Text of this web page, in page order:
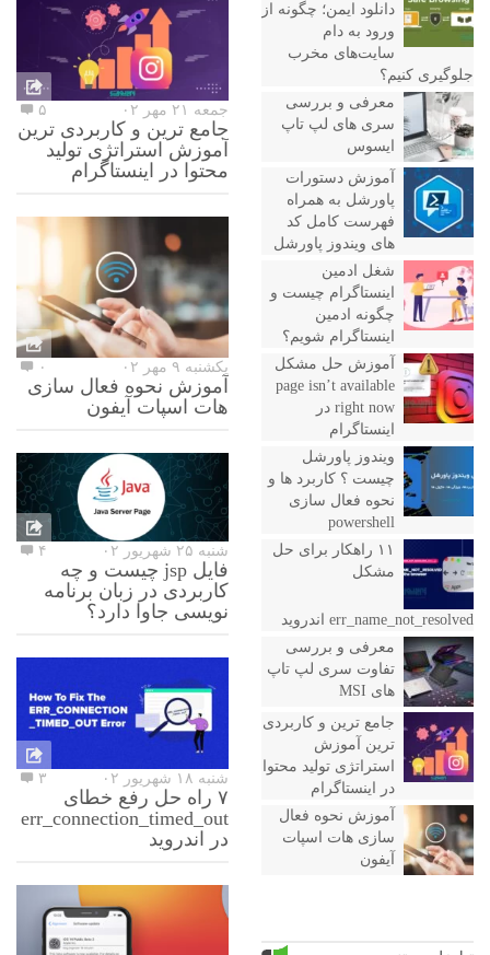
دانلود ایمن؛ چگونه از
ورود به دام
سایت‌های مخرب
جلوگیری کنیم؟
معرفی و بررسی
سری های لپ تاپ
ایسوس
آموزش دستورات
پاورشل به همراه
فهرست کامل کد
های ویندوز پاورشل
شغل ادمین
اینستاگرام چیست و
چگونه ادمین
اینستاگرام شویم؟
آموزش حل مشکل
page isn’t available
right now در
اینستاگرام
ویندوز پاورشل
چیست ؟ کاربرد ها و
نحوه فعال سازی
powershell
۱۱ راهکار برای حل
مشکل
err_name_not_resolved اندروید
معرفی و بررسی
تفاوت سری لپ تاپ
های MSI
جامع ترین و کاربردی
ترین آموزش
استراتژی تولید محتوا
در اینستاگرام
آموزش نحوه فعال
سازی هات اسپات
آیفون
جمعه ۲۱ مهر ۰۲ ۵
جامع ترین و کاربردی ترین
آموزش استراتژی تولید
محتوا در اینستاگرام
یکشنبه ۹ مهر ۰۲ ۰
آموزش نحوه فعال سازی
هات اسپات آیفون
شنبه ۲۵ شهریور ۰۲ ۴
فایل jsp چیست و چه
کاربردی در زبان برنامه
نویسی جاوا دارد؟
شنبه ۱۸ شهریور ۰۲ ۳
۷ راه حل رفع خطای
err_connection_timed_out
در اندروید